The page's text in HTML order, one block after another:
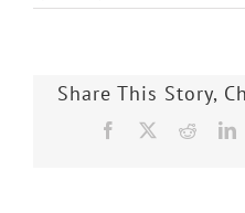
Share This Story,
Facebook Reddit